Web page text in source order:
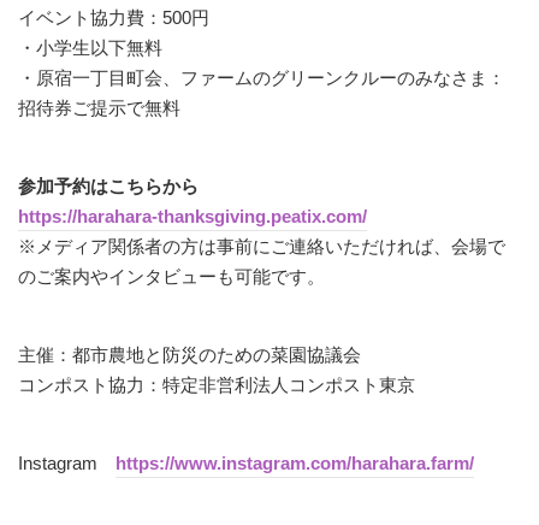
イベント協力費：500円
・小学生以下無料
・原宿一丁目町会、ファームのグリーンクルーのみなさま：
招待券ご提示で無料
参加予約はこちらから
https://harahara-thanksgiving.peatix.com/
※メディア関係者の方は事前にご連絡いただければ、会場で
のご案内やインタビューも可能です。
主催：都市農地と防災のための菜園協議会
コンポスト協力：特定非営利法人コンポスト東京
Instagram https://www.instagram.com/harahara.farm/